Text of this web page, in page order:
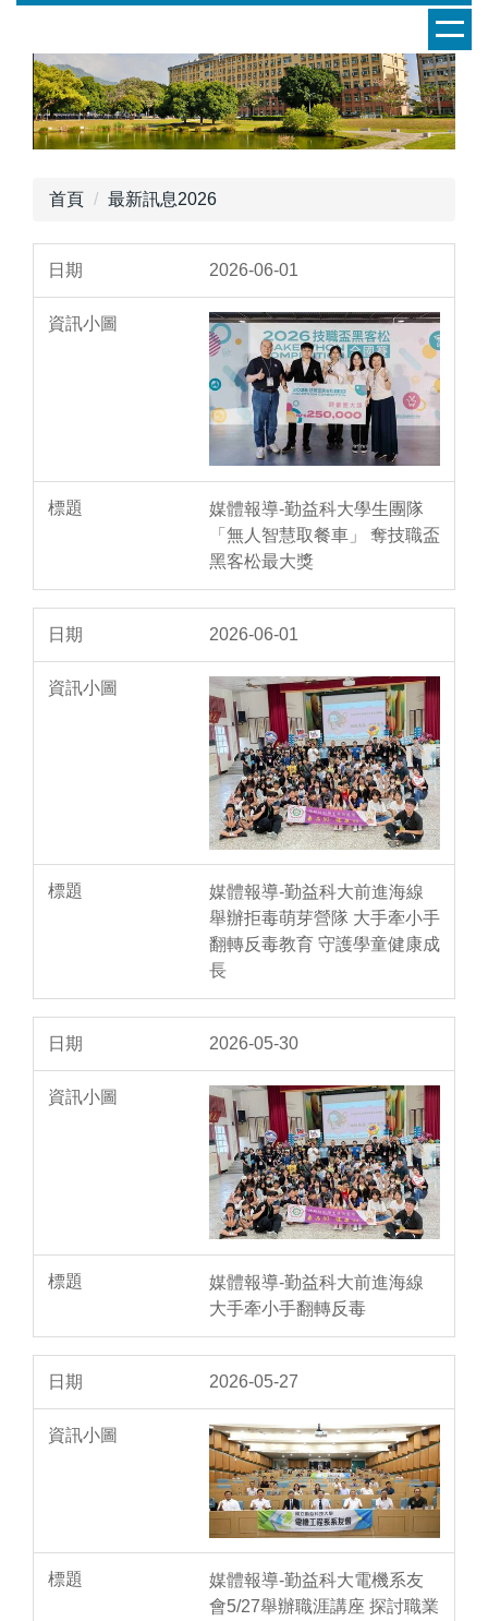
首頁
最新訊息2026
2026-06-01
媒體報導-勤益科大學生團隊
「無人智慧取餐車」 奪技職盃
黑客松最大獎
2026-06-01
媒體報導-勤益科大前進海線
舉辦拒毒萌芽營隊 大手牽小手
翻轉反毒教育 守護學童健康成
長
2026-05-30
媒體報導-勤益科大前進海線
大手牽小手翻轉反毒
2026-05-27
媒體報導-勤益科大電機系友
會5/27舉辦職涯講座 探討職業